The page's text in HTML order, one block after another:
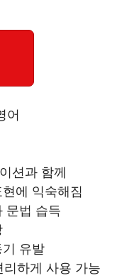
어
션과 함께
에 익숙해짐
문법 습득
유발
하게 사용 가능